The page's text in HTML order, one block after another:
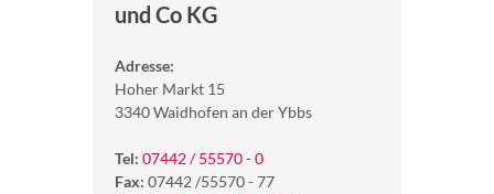
und Co KG
Adresse:
Hoher Markt 15
3340 Waidhofen an der Ybbs
Tel: 07442 / 55570 - 0
Fax: 07442 /55570 - 77